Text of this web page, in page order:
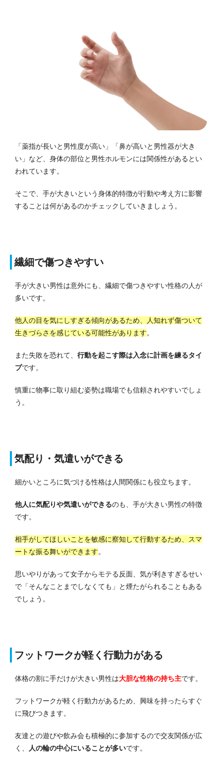
「薬指が長いと男性度が高い」「鼻が高いと男性器が大き
い」など、身体の部位と男性ホルモンには関係性があるとい
われています。
そこで、手が大きいという身体的特徴が行動や考え方に影響
することは何があるのかチェックしていきましょう。
繊細で傷つきやすい
手が大きい男性は意外にも、繊細で傷つきやすい性格の人が
多いです。
他人の目を気にしすぎる傾向があるため、人知れず傷ついて
生きづらさを感じている可能性があります。
また失敗を恐れて、 行動を起こす際は入念に計画を練るタイ
プです。
慎重に物事に取り組む姿勢は職場でも信頼されやすいでしょ
う。
気配り・気遣いができる
細かいところに気づける性格は人間関係にも役立ちます。
他人に気配りや気遣いができるのも、手が大きい男性の特徴
です。
相手がしてほしいことを敏感に察知して行動するため、スマ
ートな振る舞いができます。
思いやりがあって女子からモテる反面、気が利きすぎるせい
で「そんなことまでしなくても」と煙たがられることもある
でしょう。
フットワークが軽く行動力がある
体格の割に手だけが大きい男性は大胆な性格の持ち主です。
フットワークが軽く行動力があるため、興味を持ったらすぐ
に飛びつきます。
友達との遊びや飲み会も積極的に参加するので交友関係が広
く、
人の輪の中心にいることが多いです。